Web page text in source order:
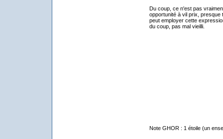
Du coup, ce n'est pas
opportunité à vil prix, presque
peut employer cette
du coup, pas mal vieilli.
Note GHOR : 1 étoile (un